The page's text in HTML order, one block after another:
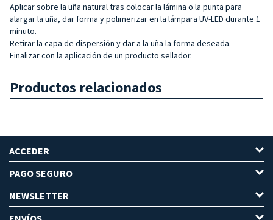
Aplicar sobre la uña natural tras colocar la lámina o la punta para
alargar la uña, dar forma y polimerizar en la lámpara UV-LED durante 1
minuto.
Retirar la capa de dispersión y dar a la uña la forma deseada.
Finalizar con la aplicación de un producto sellador.
Productos relacionados
ACCEDER
PAGO SEGURO
NEWSLETTER